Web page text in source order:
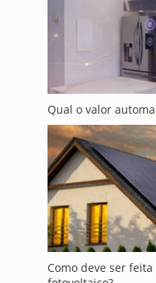
Qual o valor
Como deve ser